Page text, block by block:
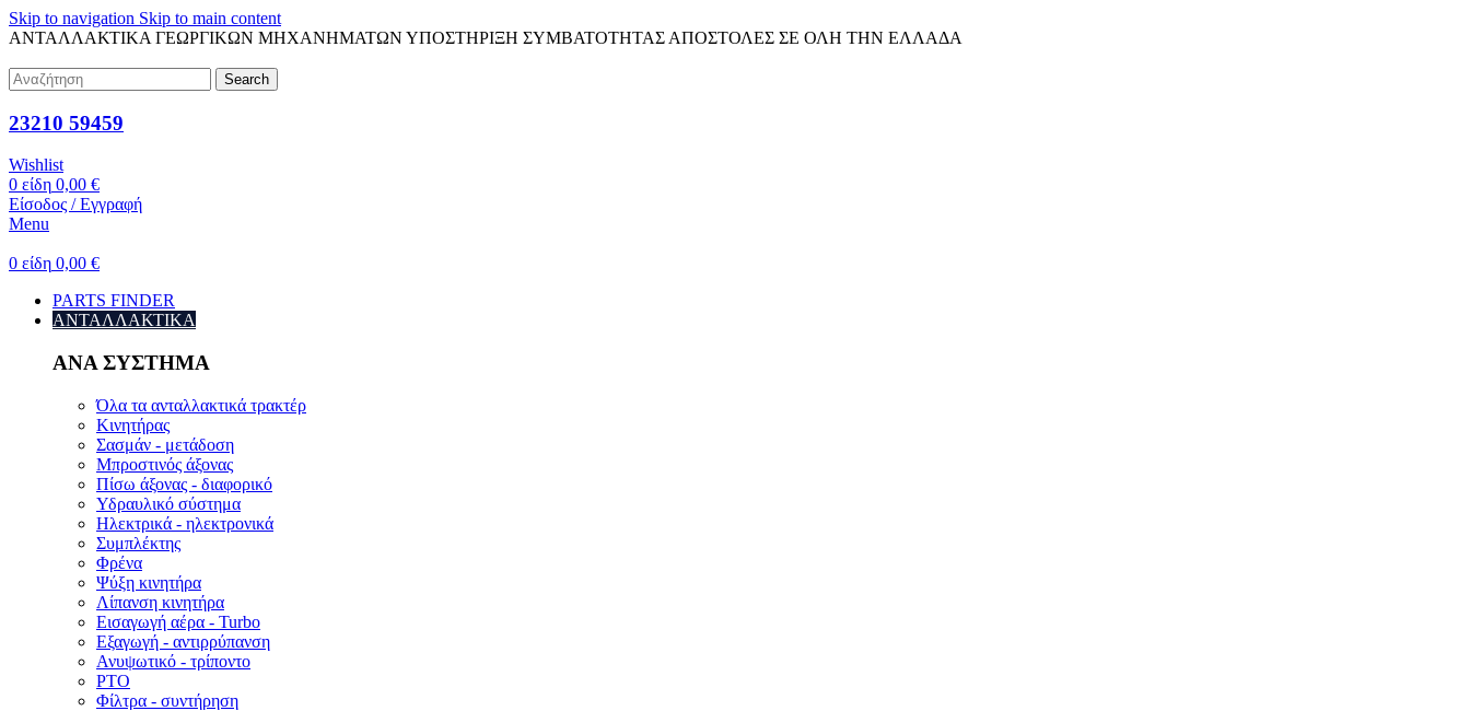
Skip to navigation Skip to main content
ΑΝΤΑΛΛΑΚΤΙΚΑ ΓΕΩΡΓΙΚΩΝ ΜΗΧΑΝΗΜΑΤΩΝ ΥΠΟΣΤΗΡΙΞΗ ΣΥΜΒΑΤΟΤΗΤΑΣ ΑΠΟΣΤΟΛΕΣ ΣΕ ΟΛΗ ΤΗΝ ΕΛΛΑΔΑ
Search
23210 59459
Wishlist
0 είδη 0,00 €
Είσοδος / Εγγραφή
Menu
0 είδη 0,00 €
PARTS FINDER
ΑΝΤΑΛΛΑΚΤΙΚΑ
ΑΝΑ ΣΥΣΤΗΜΑ
Όλα τα ανταλλακτικά τρακτέρ
Κινητήρας
Σασμάν - μετάδοση
Μπροστινός άξονας
Πίσω άξονας - διαφορικό
Υδραυλικό σύστημα
Ηλεκτρικά - ηλεκτρονικά
Συμπλέκτης
Φρένα
Ψύξη κινητήρα
Λίπανση κινητήρα
Εισαγωγή αέρα - Turbo
Εξαγωγή - αντιρρύπανση
Ανυψωτικό - τρίποντο
PTO
Φίλτρα - συντήρηση